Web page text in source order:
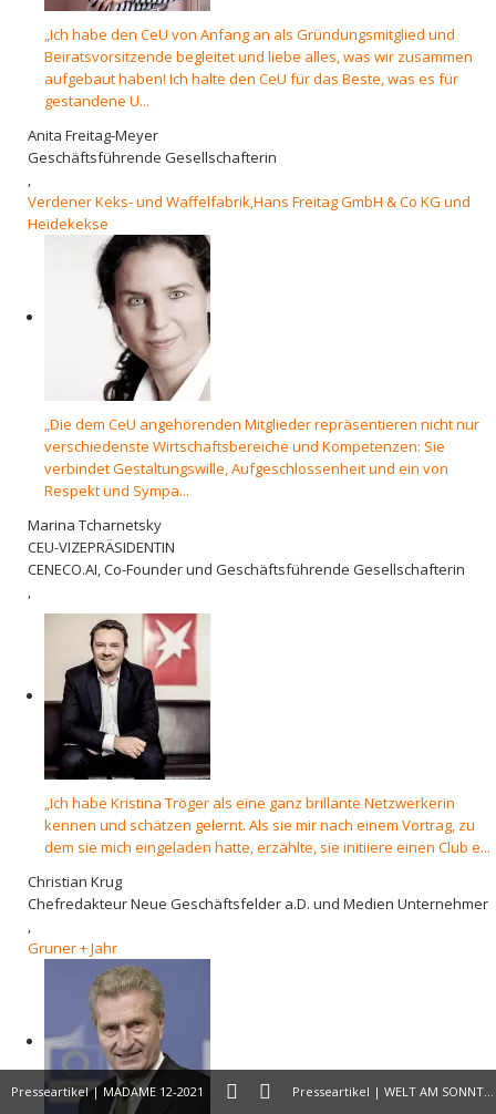
„Ich habe den CeU von Anfang an als Gründungsmitglied und
Beiratsvorsitzende begleitet und liebe alles, was wir zusammen
aufgebaut haben! Ich halte den CeU für das Beste, was es für
gestandene U...
Anita Freitag-Meyer
Geschäftsführende Gesellschafterin
,
Verdener Keks- und Waffelfabrik,Hans Freitag GmbH & Co KG und
Heidekekse
„Die dem CeU angehörenden Mitglieder repräsentieren nicht nur
verschiedenste Wirtschaftsbereiche und Kompetenzen: Sie
verbindet Gestaltungswille, Aufgeschlossenheit und ein von
Respekt und Sympa...
Marina Tcharnetsky
CEU-VIZEPRÄSIDENTIN
CENECO.AI, Co-Founder und Geschäftsführende Gesellschafterin
,
„Ich habe Kristina Tröger als eine ganz brillante Netzwerkerin
kennen und schätzen gelernt. Als sie mir nach einem Vortrag, zu
dem sie mich eingeladen hatte, erzählte, sie initiiere einen Club e...
Christian Krug
Chefredakteur Neue Geschäftsfelder a.D. und Medien Unternehmer
,
Gruner + Jahr
Presseartikel | MADAME 12-2021 Presseartikel | WELT AM SONNTAG 28.11.21